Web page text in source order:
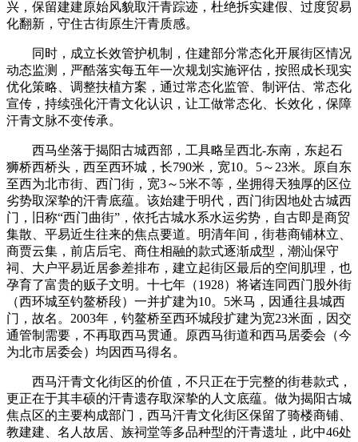
兴，保留建建原始风貌取汗青踪迹，杜绝拆实建假、过度贸易
化翻新，守住古街原生汗青质感。
同时，成立长效管护机制，住建部分常态化开展街区情况
动态监测，严酷落实每五年一次规划实施评估，按照成长现实
优化策略、调整扶植方案，通过常态化监管、制评估、常态化
宣传，持续强化汗青文化认识，让工做常态化、长效化，保障
汗青文脉不变传承。
西马坐落于揭阳古城西部，工具略呈西北-东南，东起石
狮桥西桥头，西至西环城，长790米，宽10。5～23米。原自东
至西为北市街、西门街，宽3～5米不等，坐拥得天独厚的区位
劣势取深挚的汗青底蕴。该始建于明代，西门街因地处古城西
门，旧称“西门曲街”，依托古城水系水运劣势，自古即是商贸
集散、平易近生往来的焦点要道。明清年间，街巷商铺林立、
商贾云集，前店后宅、商住相融的款式逐渐成型，潮汕保守
祠、大户平易近居参差排布，建立起街区最后的空间肌理，也
孕育了富贵的贩子文明。十七年（1928）将诸连同西门股外街
（西环城至钓鳌桥段）一并扩建为10。5米马，因通往县城西
门，故名。2003年，钓鳌桥至西环城段扩建为宽23米面，因交
通管制需要，不再取西马贯通。原西马街道和西马居委会（今
为北市居委会）均因西马得名。
西马汗青文化街区的价值，不只正在于完整的街巷款式，
更正在于其丰硕的汗青遗存取深挚的人文底蕴。做为揭阳古城
焦点区的主要构成部门，西马汗青文化街区保留了骑楼商铺、
教建建、名人故居、族祠堂等多品种型的汗青遗址，此中46处